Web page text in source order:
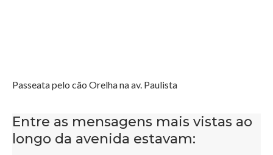
Passeata pelo cão Orelha na av. Paulista
Entre as mensagens mais vistas ao
longo da avenida estavam: